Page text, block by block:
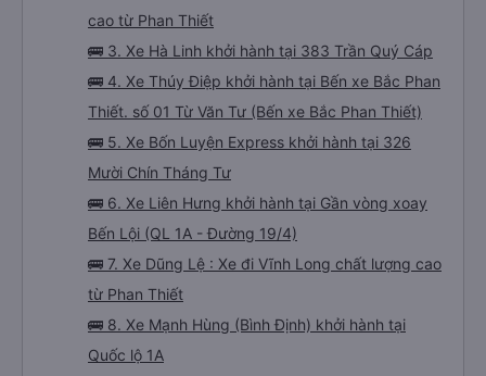
cao từ Phan Thiết
🚌 3. Xe Hà Linh khởi hành tại 383 Trần Quý Cáp
🚌 4. Xe Thúy Điệp khởi hành tại Bến xe Bắc Phan
Thiết. số 01 Từ Văn Tư (Bến xe Bắc Phan Thiết)
🚌 5. Xe Bốn Luyện Express khởi hành tại 326
Mười Chín Tháng Tư
🚌 6. Xe Liên Hưng khởi hành tại Gần vòng xoay
Bến Lội (QL 1A - Đường 19/4)
🚌 7. Xe Dũng Lệ : Xe đi Vĩnh Long chất lượng cao
từ Phan Thiết
🚌 8. Xe Mạnh Hùng (Bình Định) khởi hành tại
Quốc lộ 1A